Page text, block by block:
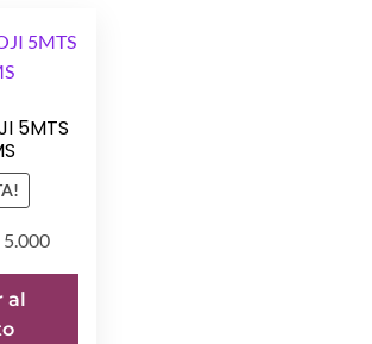
5MTS
5.000El
al